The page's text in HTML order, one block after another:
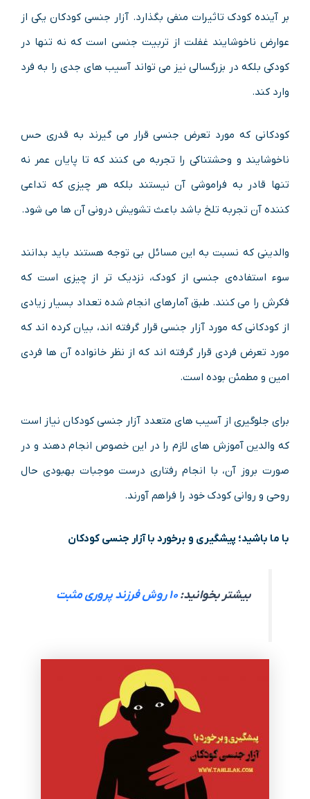
بر آینده کودک تاثیرات منفی بگذارد. آزار جنسی کودکان یکی از
عوارض ناخوشایند غفلت از تربیت جنسی است که نه تنها در
کودکی بلکه در بزرگسالی نیز می تواند آسیب های جدی را به فرد
وارد کند.
کودکانی که مورد تعرض جنسی قرار می گیرند به قدری حس
ناخوشایند و وحشتناکی را تجربه می کنند که تا پایان عمر نه
تنها قادر به فراموشی آن نیستند بلکه هر چیزی که تداعی
کننده آن تجربه تلخ باشد باعث تشویش درونی آن ها می شود.
والدینی که نسبت به این مسائل بی توجه هستند باید بدانند
سوء استفاده‌ی جنسی از کودک، نزدیک‌ تر از چیزی است که
فکرش را می‌ کنند. طبق آمارهای انجام شده تعداد بسیار زیادی
از کودکانی که مورد آزار جنسی قرار گرفته اند، بیان کرده اند که
مورد تعرض فردی قرار گرفته اند که از نظر خانواده آن ها فردی
امین و مطمئن بوده است.
برای جلوگیری از آسیب های متعدد آزار جنسی کودکان نیاز است
که والدین آموزش های لازم را در این خصوص انجام دهند و در
صورت بروز آن، با انجام رفتاری درست موجبات بهبودی حال
روحی و روانی کودک خود را فراهم آورند.
با ما باشید؛ پیشگیری و برخورد با آزار جنسی کودکان
بیشتر بخوانید:۱۰ روش فرزند پروری مثبت